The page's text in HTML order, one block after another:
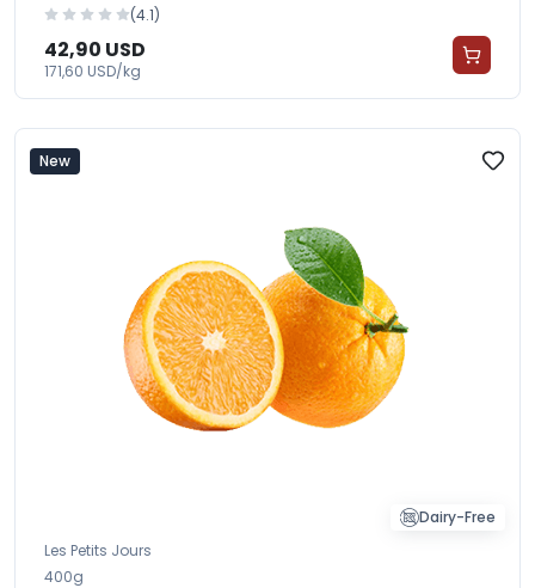
(4.1)
42,90 USD
171,60 USD/kg
New
Dairy-Free
Les Petits Jours
400g